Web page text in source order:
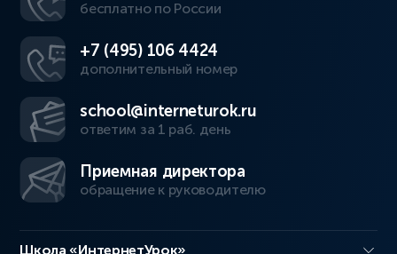
бесплатно по России
+7 (495) 106 4424
дополнительный номер
school@interneturok.ru
ответим за 1 раб. день
Приемная директора
обращение к руководителю
Школа «ИнтернетУрок»